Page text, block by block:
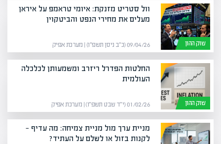
שוק ההון
וול סטריט מזנקת: איומי טראמפ על איראן
מעלים את מחירי הנפט והביטקוין
09/04/26 (כ״ב ניסן תשפ״ו) | מערכת אפיק
שוק ההון
החלטות הפדרל ריזרב ומשמעותן לכלכלה
העולמית
01/02/26 (י״ד שבט תשפ״ו) | מערכת אפיק
מניית ערך מול מניית צמיחה: מה עדיף —
לקנות בזול או לשלם על העתיד?